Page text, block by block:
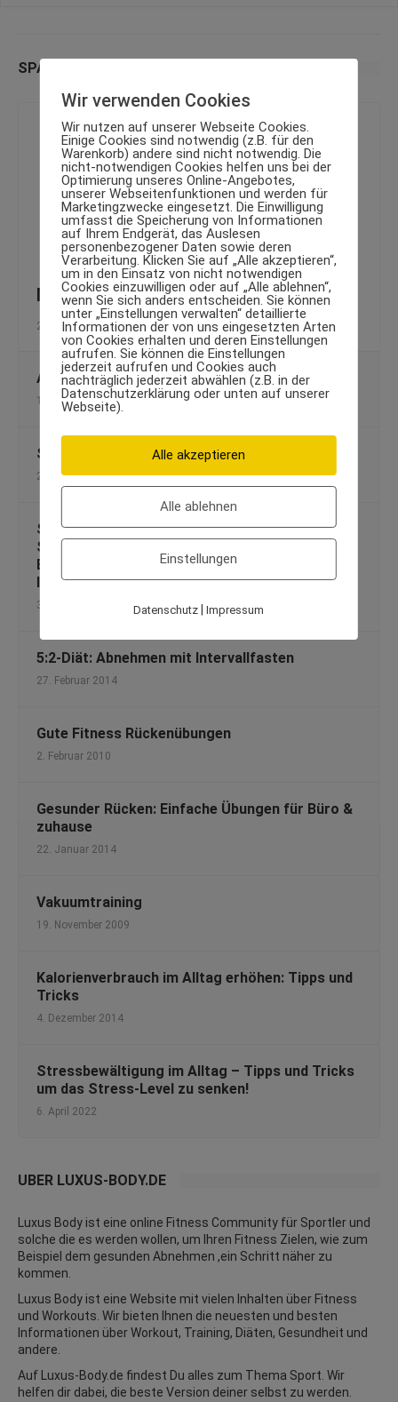
SPANNENDE BEITRÄGE
MMA Fighter Trainingstipps
29. März 2010
Alternativen zum Rauchen: Gesund aufhören
19. April 2013
Sportsucht: Wenn Trainieren zur Droge wird
2. Juli 2013
Schulterschmerzen? – Das Engpasssyndrom im
Schultergelenk inkl. 10 Tipps, wie Sie die
Beschwerden beim oder nach dem Training
lindern können
3. September 2009
5:2-Diät: Abnehmen mit Intervallfasten
27. Februar 2014
Gute Fitness Rückenübungen
2. Februar 2010
Gesunder Rücken: Einfache Übungen für Büro &
zuhause
22. Januar 2014
Vakuumtraining
19. November 2009
Kalorienverbrauch im Alltag erhöhen: Tipps und
Tricks
4. Dezember 2014
Stressbewältigung im Alltag – Tipps und Tricks
um das Stress-Level zu senken!
6. April 2022
ÜBER LUXUS-BODY.DE
Luxus Body ist eine online Fitness Community für Sportler und
solche die es werden wollen, um Ihren Fitness Zielen, wie zum
Beispiel dem gesunden Abnehmen ,ein Schritt näher zu
kommen.
Luxus Body ist eine Website mit vielen Inhalten über Fitness
und Workouts . Wir bieten Ihnen die neuesten und besten
Informationen über Workout, Training, Diäten, Gesundheit und
andere.
Auf Luxus-Body.de findest Du alles zum Thema Sport. Wir
helfen dir dabei, die beste Version deiner selbst zu werden.
Wir verwenden Cookies
Wir nutzen auf unserer Webseite Cookies.
Einige Cookies sind notwendig (z.B. für den
Warenkorb) andere sind nicht notwendig. Die
nicht-notwendigen Cookies helfen uns bei der
Optimierung unseres Online-Angebotes,
unserer Webseitenfunktionen und werden für
Marketingzwecke eingesetzt. Die Einwilligung
umfasst die Speicherung von Informationen
auf Ihrem Endgerät, das Auslesen
personenbezogener Daten sowie deren
Verarbeitung. Klicken Sie auf „Alle akzeptieren“,
um in den Einsatz von nicht notwendigen
Cookies einzuwilligen oder auf „Alle ablehnen“,
wenn Sie sich anders entscheiden. Sie können
unter „Einstellungen verwalten“ detaillierte
Informationen der von uns eingesetzten Arten
von Cookies erhalten und deren Einstellungen
aufrufen. Sie können die Einstellungen
jederzeit aufrufen und Cookies auch
nachträglich jederzeit abwählen (z.B. in der
Datenschutzerklärung oder unten auf unserer
Webseite).
Alle akzeptieren
Alle ablehnen
Einstellungen
Datenschutz |Impressum